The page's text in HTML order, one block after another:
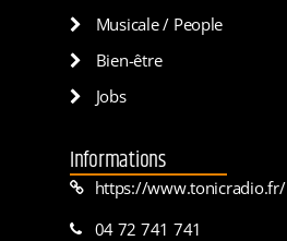
Musicale / People
Bien-être
Jobs
Informations
https://www.tonicradio.fr/
04 72 741 741